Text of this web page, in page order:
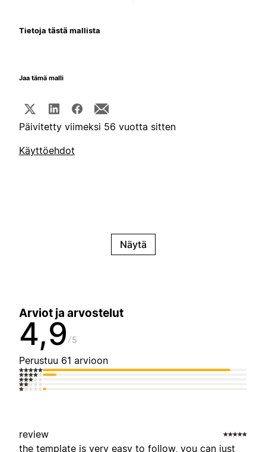
Tietoja tästä mallista
Jaa tämä malli
Päivitetty viimeksi 56 vuotta sitten
Käyttöehdot
Näytä
Arviot ja arvostelut
4,9 5
Perustuu 61 arvioon
review
the template is very easy to follow, you can just